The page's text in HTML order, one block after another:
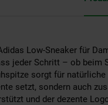
Low-Sneaker für
jeder Schritt – ob beim
sorgt für
setzt, sondern auch
und der dezente